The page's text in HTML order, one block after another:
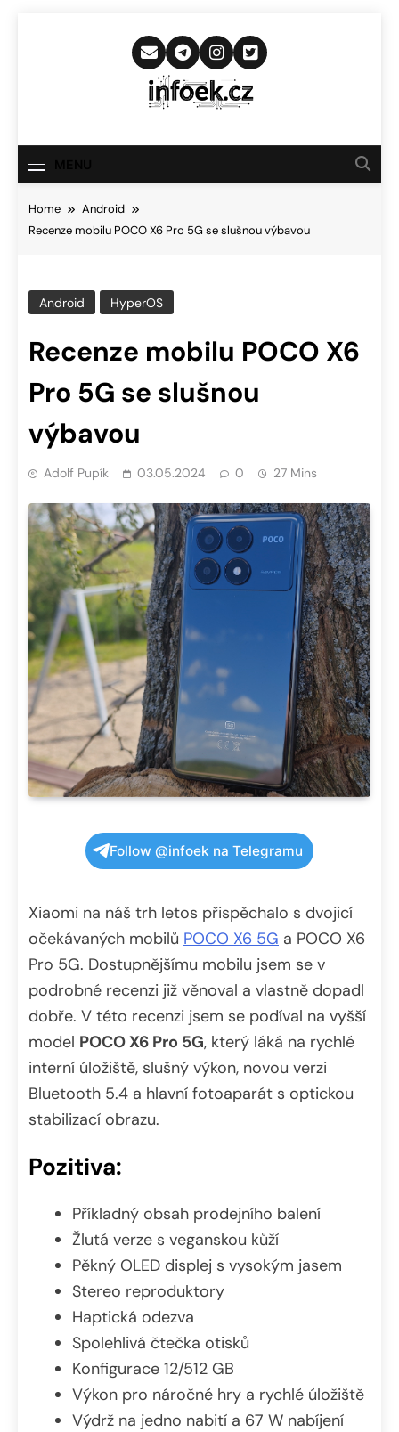
Infoek.cz
Novinkám
Home
Android
Recenze mobilu POCO X6 Pro 5G se slušnou výbavou
Android HyperOS
Recenze mobilu POCO X6
Pro 5G se slušnou
výbavou
Adolf Pupík 03.05.2024 0 27 Mins
Follow @infoek na Telegramu
Xiaomi na náš trh letos přispěchalo s dvojicí
očekávaných mobilů POCO X6 5G a POCO X6
Pro 5G. Dostupnějšímu mobilu jsem se v
podrobné recenzi již věnoval a vlastně dopadl
dobře. V této recenzi jsem se podíval na vyšší
model POCO X6 Pro 5G, který láká na rychlé
interní úložiště, slušný výkon, novou verzi
Bluetooth 5.4 a hlavní fotoaparát s optickou
stabilizací obrazu.
Pozitiva:
Příkladný obsah prodejního balení
Žlutá verze s veganskou kůží
Pěkný OLED displej s vysokým jasem
Stereo reproduktory
Haptická odezva
Spolehlivá čtečka otisků
Konfigurace 12/512 GB
Výkon pro náročné hry a rychlé úložiště
Výdrž na jedno nabití a 67 W nabíjení